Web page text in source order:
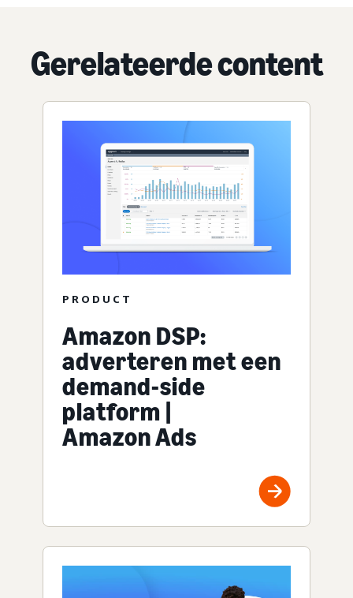
Gerelateerde content
PRODUCT
Amazon DSP:
adverteren met een
demand-side
platform |
Amazon Ads